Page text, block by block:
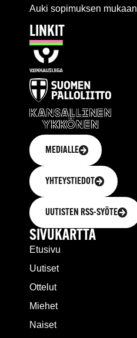
Auki sopimuksen mukaan
LINKIT
MEDIALLE
YHTEYSTIEDOT
UUTISTEN RSS-SYÖTE
SIVUKARTTA
Etusivu
Uutiset
Ottelut
Miehet
Naiset